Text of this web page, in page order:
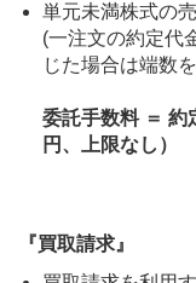
単元未満株式の
(一注文の約定代
じた場合は端数
委託手数料 ＝ 約
円、上限なし）
『買取請求』